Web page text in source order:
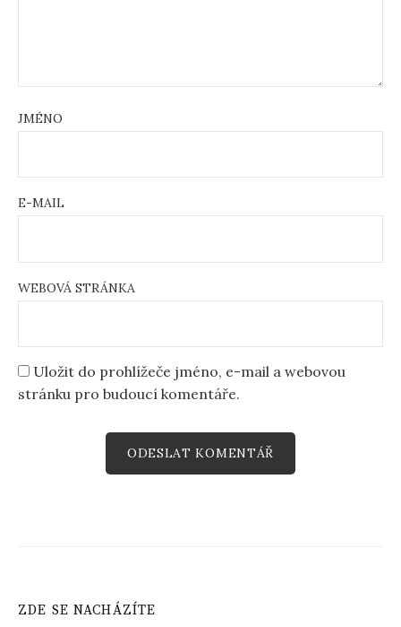
JMÉNO
E-MAIL
WEBOVÁ STRÁNKA
Uložit do prohlížeče jméno, e-mail a webovou
stránku pro budoucí komentáře.
ZDE SE NACHÁZÍTE